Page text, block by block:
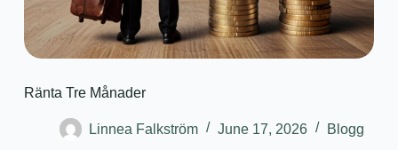
Ränta Tre Månader
Linnea Falkström June 17, 2026 Blogg